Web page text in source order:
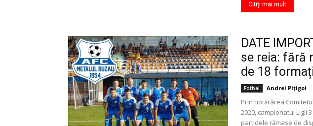
Citiți mai mult
DATE
se reia: fără
de 18
Fotbal Andrei Pițigoi -
Prin hotărârea
2020, campionatul Ligii
partidele rămase de